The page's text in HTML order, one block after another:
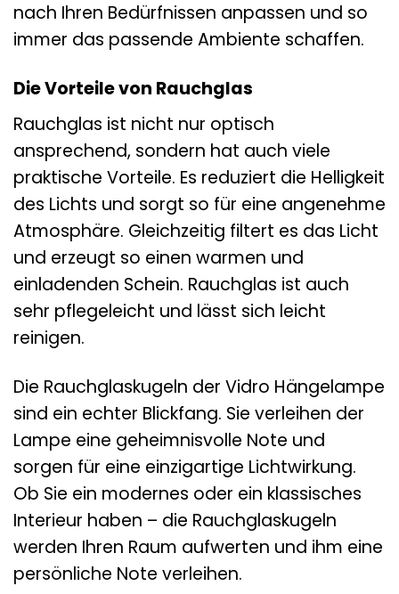
nach Ihren Bedürfnissen anpassen und so
immer das passende Ambiente schaffen.
Die Vorteile von Rauchglas
Rauchglas ist nicht nur optisch
ansprechend, sondern hat auch viele
praktische Vorteile. Es reduziert die Helligkeit
des Lichts und sorgt so für eine angenehme
Atmosphäre. Gleichzeitig filtert es das Licht
und erzeugt so einen warmen und
einladenden Schein. Rauchglas ist auch
sehr pflegeleicht und lässt sich leicht
reinigen.
Die Rauchglaskugeln der Vidro Hängelampe
sind ein echter Blickfang. Sie verleihen der
Lampe eine geheimnisvolle Note und
sorgen für eine einzigartige Lichtwirkung.
Ob Sie ein modernes oder ein klassisches
Interieur haben – die Rauchglaskugeln
werden Ihren Raum aufwerten und ihm eine
persönliche Note verleihen.